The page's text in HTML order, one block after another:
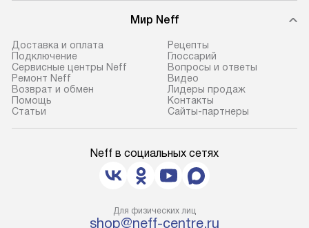
Мир Neff
Доставка и оплата
Подключение
Сервисные центры Neff
Ремонт Neff
Возврат и обмен
Помощь
Статьи
Рецепты
Глоссарий
Вопросы и ответы
Видео
Лидеры продаж
Контакты
Сайты-партнеры
Neff в социальных сетях
Для физических лиц
shop@neff-centre.ru